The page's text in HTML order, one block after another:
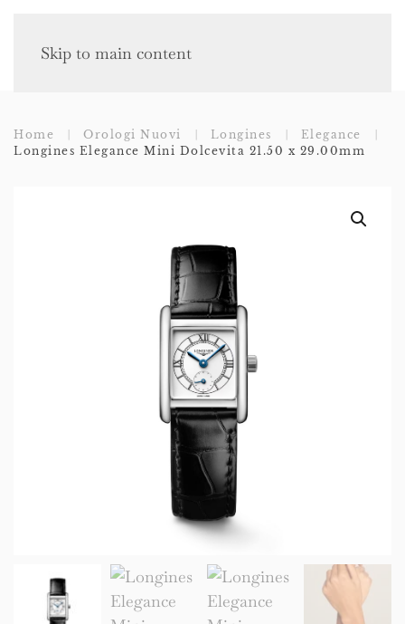
Skip to main content
Home Orologi Nuovi Longines
Elegance
Longines Elegance Mini Dolcevita 21.50 x 29.00mm